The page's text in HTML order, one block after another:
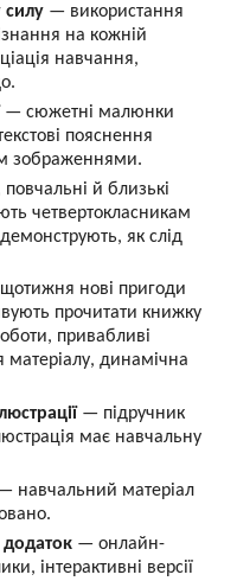
силу— використання
на кожній
навчання,
— сюжетні малюнки
пояснення
зображеннями.
й близькі
четвертокласникам
як слід
нові пригоди
прочитати книжку
привабливі
матеріалу, динамічна
— підручник
має навчальну
навчальний матеріал
додаток— онлайн-
інтерактивні версії